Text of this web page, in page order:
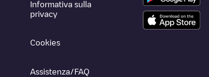
Informativa sulla
privacy
Cookies
Assistenza/FAQ